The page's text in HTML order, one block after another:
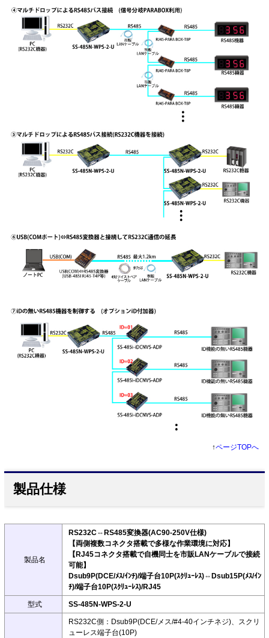
↑ページTOPへ
製品仕様
製品名
RS232C⇔RS485変換器(AC90-250V仕様)
【両側複数コネクタ搭載で多様な作業環境に対応】
【RJ45コネクタ搭載で自機同士を市販LANケーブルで接続
可能】
Dsub9P(DCE/ﾒｽ/ｲﾝﾁ)/端子台10P(ｽｸﾘｭｰﾚｽ)⇔Dsub15P(ﾒｽ/ｲﾝ
ﾁ)/端子台10P(ｽｸﾘｭｰﾚｽ)/RJ45
型式 SS-485N-WPS-2-U
RS232C側：Dsub9P(DCE/メス/#4-40インチネジ)、スクリ
ューレス端子台(10P)